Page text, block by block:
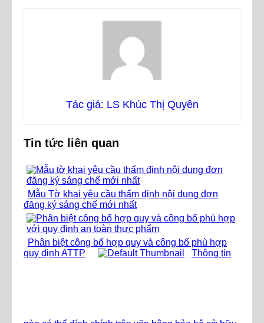
Tác giả: LS Khúc Thị Quyên
Tin tức liên quan
Mẫu Tờ khai yêu cầu thẩm định nội dung đơn
đăng ký sáng chế mới nhất
Phân biệt công bố hợp quy và công bố phù hợp
quy định ATTP
Thông tin